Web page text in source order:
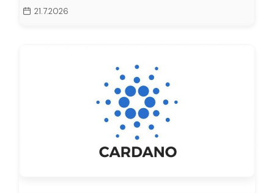
21.7.2026